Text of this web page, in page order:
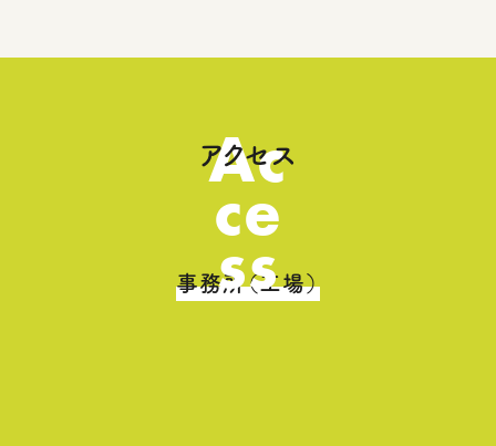
Ac
ce
ss
アクセス
事務所（工場）